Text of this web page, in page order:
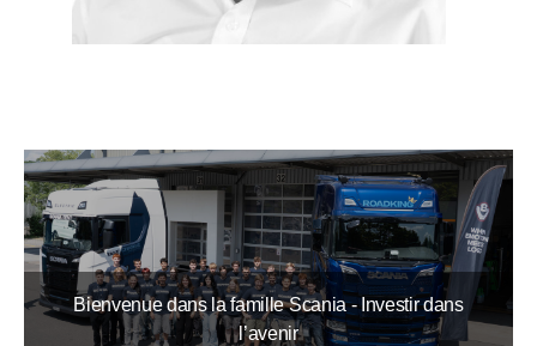
Bienvenue dans la famille Scania - Investir dans
l’avenir